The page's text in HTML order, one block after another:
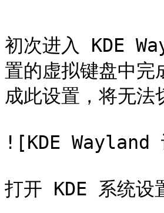
初次进入 KDE
置的虚拟键盘中完
成此设置，将无法
![KDE
打开 KDE 系统设